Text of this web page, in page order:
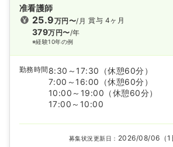
准看護師
25.9万円〜/月
379万円〜/年
※経験10年の例
賞与 4ヶ月
勤務時間 8:30～17:30
（休憩60分）
7:00～16:00
（休憩60分）
10:00～19:00 （休憩60分）
17:00～10:00
募集状況更新日： 2026/08/06（1